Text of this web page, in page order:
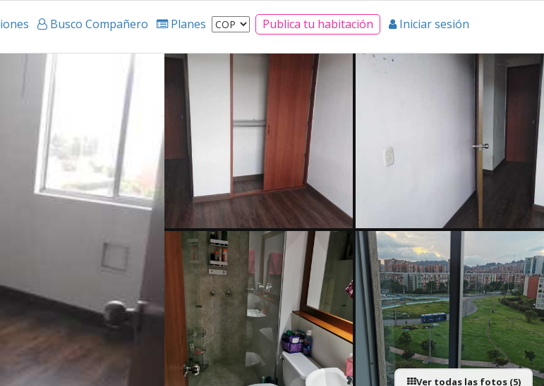
Busco Compañero Planes Publica tu habitación Iniciar sesión
Ver todas las fotos (5)